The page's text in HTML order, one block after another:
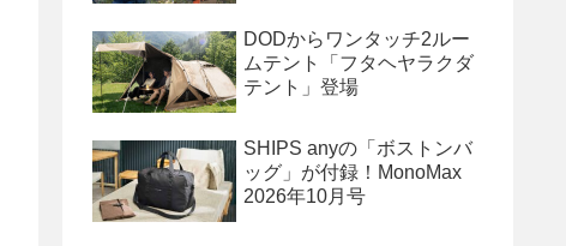
DODからワンタッチ2ルー
ムテント「フタヘヤラクダ
テント」登場
SHIPS anyの「ボストンバ
ッグ」が付録！MonoMax
2026年10月号